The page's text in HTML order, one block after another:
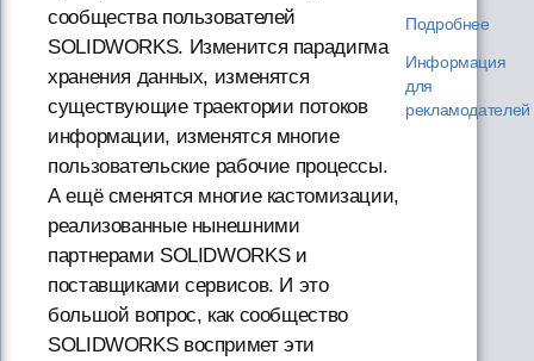
сообщества пользователей
SOLIDWORKS. Изменится парадигма
хранения данных, изменятся
существующие траектории потоков
информации, изменятся многие
пользовательские рабочие процессы.
А ещё сменятся многие кастомизации,
реализованные нынешними
партнерами SOLIDWORKS и
поставщиками сервисов. И это
большой вопрос, как сообщество
SOLIDWORKS воспримет эти
Подробнее
Информация
для
рекламодателей